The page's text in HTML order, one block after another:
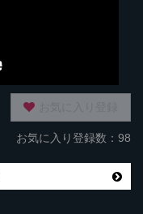
お気に入り登録数：98